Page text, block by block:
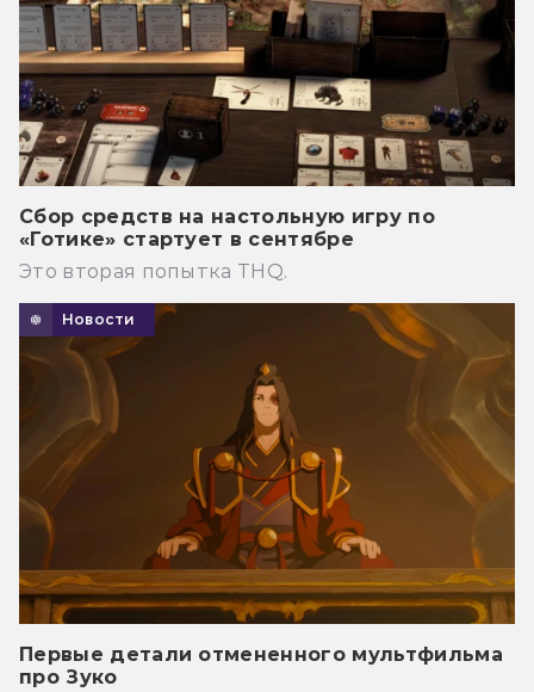
Сбор средств на настольную игру по
«Готике» стартует в сентябре
Это вторая попытка THQ.
Новости
Первые детали отмененного мультфильма
про Зуко